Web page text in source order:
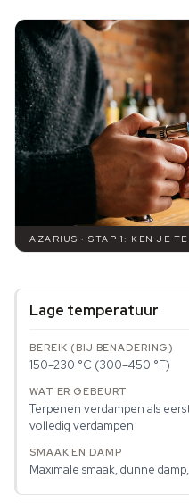
AZARIUS · STAP 1: KEN JE
Lage temperatuur
150–230 °C (300–450 °F)
Terpenen verdampen als
volledig verdampen
Maximale smaak, dunne